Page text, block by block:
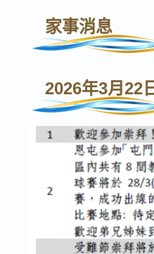
家事消息
2026年3月22